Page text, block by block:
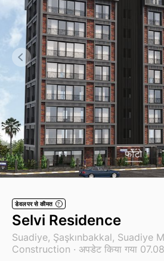
फोटो
डेवलपर से कीमत ?
Selvi Residence
Suadiye, Şaşkınbakkal, Suadiye
Construction · अपडेट किया गया